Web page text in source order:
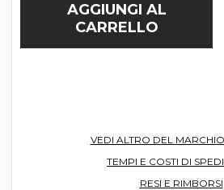
AGGIUNGI AL
CARRELLO
VEDI ALTRO DEL MARCHIO
TEMPI E COSTI DI
RESI E RIMBORSI